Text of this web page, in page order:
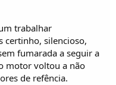
trabalhar
certinho, silencioso,
fumarada a seguir a
motor voltou a não
de refência.